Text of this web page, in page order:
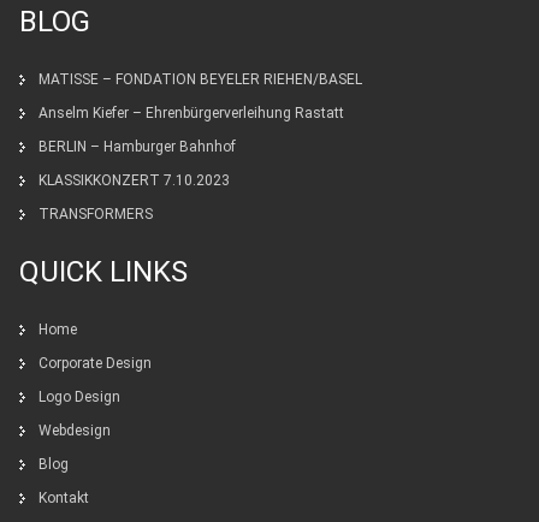
BLOG
MATISSE – FONDATION BEYELER RIEHEN/BASEL
Anselm Kiefer – Ehrenbürgerverleihung Rastatt
BERLIN – Hamburger Bahnhof
KLASSIKKONZERT 7.10.2023
TRANSFORMERS
QUICK LINKS
Home
Corporate Design
Logo Design
Webdesign
Blog
Kontakt